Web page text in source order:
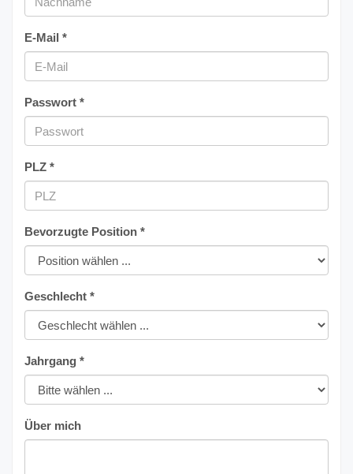
E-Mail *
Passwort *
PLZ *
Bevorzugte Position *
Geschlecht *
Jahrgang *
Über mich